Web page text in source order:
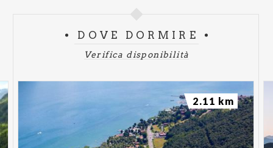
DOVE DORMIRE
Verifica disponibilità
2.11 km